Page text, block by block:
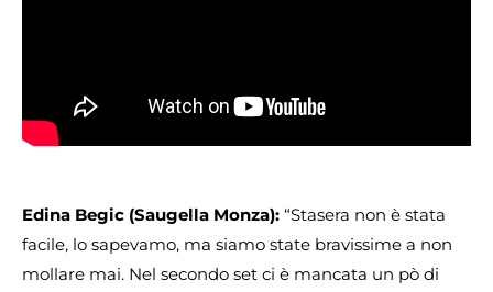
Edina Begic (Saugella Monza): “Stasera non è stata
facile, lo sapevamo, ma siamo state bravissime a non
mollare mai. Nel secondo set ci è mancata un pò di